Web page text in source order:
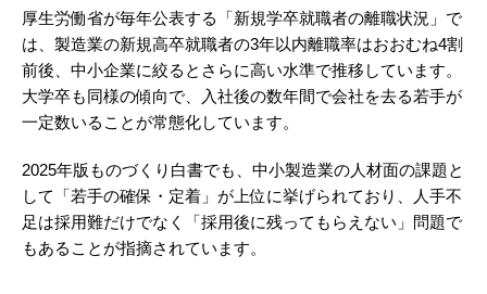
厚生労働省が毎年公表する「新規学卒就職者の離職状況」で
は、製造業の新規高卒就職者の3年以内離職率はおおむね4割
前後、中小企業に絞るとさらに高い水準で推移しています。
大学卒も同様の傾向で、入社後の数年間で会社を去る若手が
一定数いることが常態化しています。
2025年版ものづくり白書でも、中小製造業の人材面の課題と
して「若手の確保・定着」が上位に挙げられており、人手不
足は採用難だけでなく「採用後に残ってもらえない」問題で
もあることが指摘されています。